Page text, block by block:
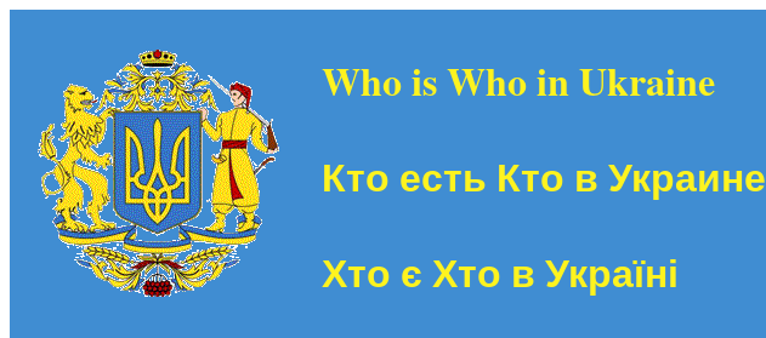
Who is Who in Ukraine
Кто есть Кто в Украине
Хто є Хто в Україні